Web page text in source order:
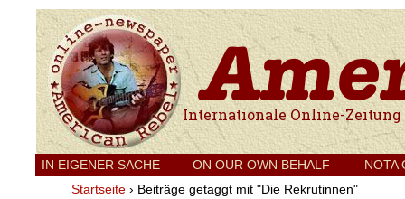
Internationale Onlinezeitung für Frieden,
IN EIGENER SACHE – ON OUR OWN BEHALF –
NOTA
Startseite › Beiträge getaggt mit "Die Rekrutinnen"